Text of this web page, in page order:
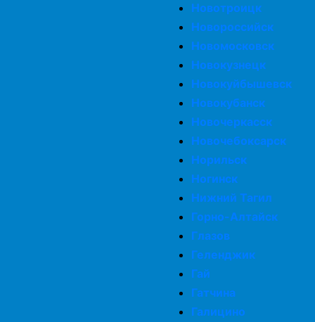
Новотроицк
Новороссийск
Новомосковск
Новокузнецк
Новокуйбышевск
Новокубанск
Новочеркасск
Новочебоксарск
Норильск
Ногинск
Нижний Тагил
Горно-Алтайск
Глазов
Геленджик
Гай
Гатчина
Галицино